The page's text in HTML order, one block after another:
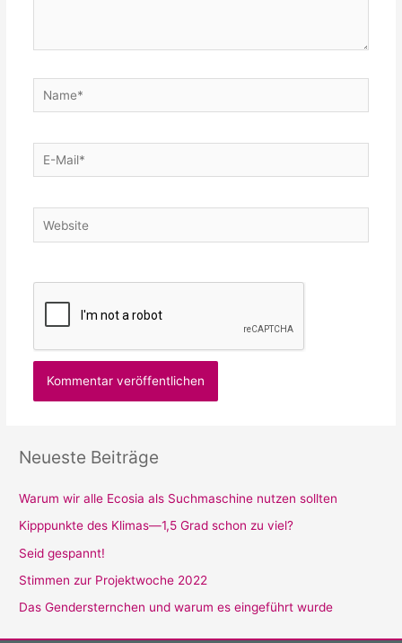
Name*
E-
Mail*
Website
Neueste Beiträge
Warum wir alle Ecosia als Suchmaschine nutzen sollten
Kipppunkte des Klimas—1,5 Grad schon zu viel?
Seid gespannt!
Stimmen zur Projektwoche 2022
Das Gendersternchen und warum es eingeführt wurde